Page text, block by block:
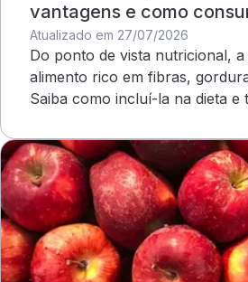
vantagens e como
Atualizado em 27/07/2026
Do ponto de vista nutricional, a
alimento rico em fibras,
Saiba como incluí-la na dieta